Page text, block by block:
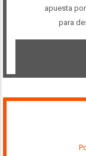
apuesta
para